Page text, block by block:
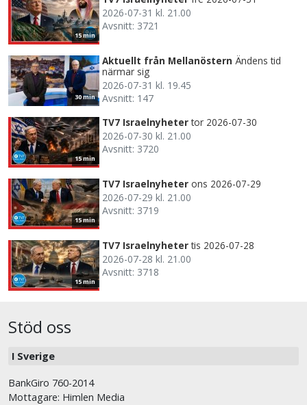
15 min
2026-07-31 kl. 21.00
Avsnitt: 3721
30 min
Aktuellt från Mellanöstern Ändens tid
närmar sig
2026-07-31 kl. 19.45
Avsnitt: 147
15 min
TV7 Israelnyheter tor 2026-07-30
2026-07-30 kl. 21.00
Avsnitt: 3720
15 min
TV7 Israelnyheter ons 2026-07-29
2026-07-29 kl. 21.00
Avsnitt: 3719
15 min
TV7 Israelnyheter tis 2026-07-28
2026-07-28 kl. 21.00
Avsnitt: 3718
Stöd oss
I Sverige
BankGiro 760-2014
Mottagare: Himlen Media